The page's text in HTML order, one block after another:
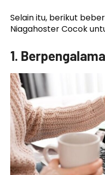
Selain itu, berikut
Niagahoster Cocok
1.